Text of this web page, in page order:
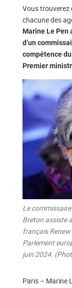
Vous trouverez
chacune des
Marine Le Pen
d’un
compétence
Premier
Le
Breton assiste
français
Parlement
juin 2024.
Paris – Marine